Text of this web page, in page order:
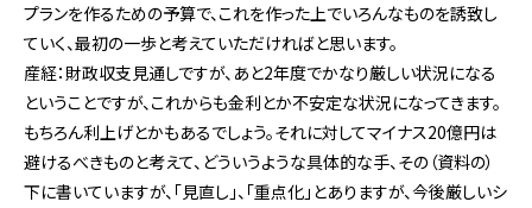
プランを作るための予算で、これを作った上でいろんなものを誘致し
ていく、最初の一歩と考えていただければと思います。
産経：財政収支見通しですが、あと2年度でかなり厳しい状況になる
ということですが、これからも金利とか不安定な状況になってきます。
もちろん利上げとかもあるでしょう。それに対してマイナス20億円は
避けるべきものと考えて、どういうような具体的な手、その（資料の）
下に書いていますが、「見直し」、「重点化」とありますが、今後厳しいシ